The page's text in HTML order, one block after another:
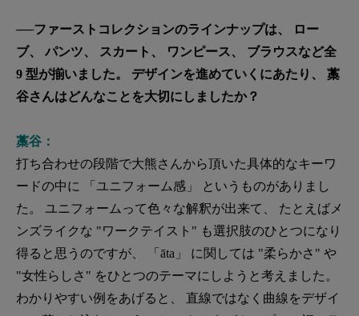
──ファーストコレクションのラインナップは、 ロー
ブ、 パンツ、 スカート、 ワンピース、 ブラウスなど全
9 型が揃いました。 デザインを進めていくにあたり、 藁
谷さんはどんなことを大切にしましたか？
藁谷：
打ち合わせの段階で大熊さんから頂いた具体的なキーワ
ードの中に 「ユニフォーム感」 というものがありまし
た。 ユニフォームって色々な解釈が出来て、 たとえばメ
ンズライクな "ワークテイスト" も選択肢のひとつになり
得ると思うのですが、 「āta」 に関しては "柔らかさ" や
"女性らしさ" をひとつのテーマにしようと考えました。
わかりやすい例をあげると、 直線ではなく曲線をデザイ